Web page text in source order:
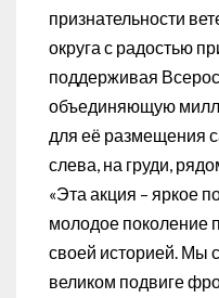
признательности
округа с радостью
поддерживая
объединяющую
для её размещения
слева, на груди,
«Эта акция – яркое
молодое поколение
своей историей. Мы
великом подвиге